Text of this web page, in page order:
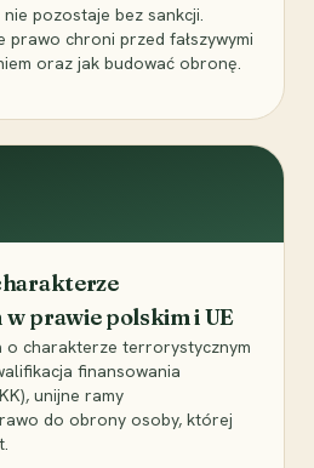
pozostaje bez sankcji.
prawo chroni przed fałszywymi
oraz jak budować obronę.
prawie polskim i UE
o charakterze terrorystycznym
finansowania
unijne ramy
do obrony osoby, której